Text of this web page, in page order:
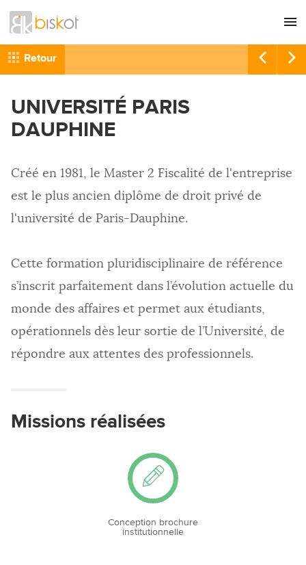
Recrutement
Nous contacter
SITES INTERNET
COMMUNICATION
HÉBERGEMENT
IMPRESSION
Retour
UNIVERSITÉ PARIS
DAUPHINE
Créé en 1981, le Master 2 Fiscalité de l'entreprise
est le plus ancien diplôme de droit privé de
l'université de Paris-Dauphine.
Cette formation pluridisciplinaire de référence
s’inscrit parfaitement dans l’évolution actuelle du
monde des affaires et permet aux étudiants,
opérationnels dès leur sortie de l’Université, de
répondre aux attentes des professionnels.
Missions réalisées
Conception brochure
institutionnelle